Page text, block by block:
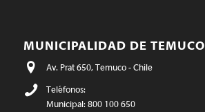
MUNICIPALIDAD DE TEMUCO
Av. Prat 650, Temuco - Chile
Teléfonos:
Municipal: 800 100 650